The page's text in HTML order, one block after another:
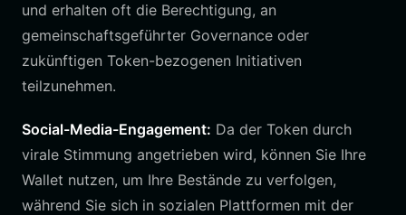
und erhalten oft die Berechtigung, an
gemeinschaftsgeführter Governance oder
zukünftigen Token-bezogenen Initiativen
teilzunehmen.
Social-Media-Engagement: Da der Token durch
virale Stimmung angetrieben wird, können Sie Ihre
Wallet nutzen, um Ihre Bestände zu verfolgen,
während Sie sich in sozialen Plattformen mit der